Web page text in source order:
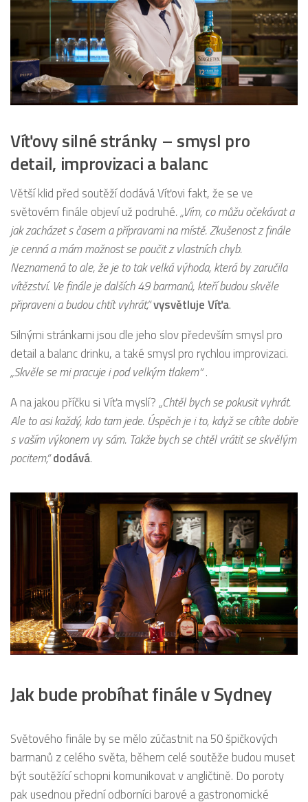
Víťovy silné stránky – smysl pro
detail, improvizaci a balanc
Větší klid před soutěží dodává Víťovi fakt, že se ve
světovém finále objeví už podruhé. „Vím, co můžu očekávat a
jak zacházet s časem a přípravami na místě. Zkušenost z finále
je cenná a mám možnost se poučit z vlastních chyb.
Neznamená to ale, že je to tak velká výhoda, která by zaručila
vítězství. Ve finále je dalších 49 barmanů, kteří budou skvěle
připraveni a budou chtít vyhrát,“vysvětluje Víťa.
Silnými stránkami jsou dle jeho slov především smysl pro
detail a balanc drinku, a také smysl pro rychlou improvizaci.
„Skvěle se mi pracuje i pod velkým tlakem“.
A na jakou příčku si Víťa myslí?„Chtěl bych se pokusit vyhrát.
Ale to asi každý, kdo tam jede. Úspěch je i to, když se cítíte dobře
s vaším výkonem vy sám. Takže bych se chtěl vrátit se skvělým
pocitem,“dodává.
Jak bude probíhat finále v Sydney
Světového finále by se mělo zúčastnit na 50 špičkových
barmanů z celého světa, během celé soutěže budou muset
být soutěžící schopni komunikovat v angličtině. Do poroty
pak usednou přední odborníci barové a gastronomické